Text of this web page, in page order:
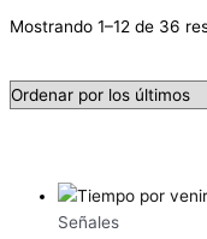
Mostrando 1–12 de 36
Señales